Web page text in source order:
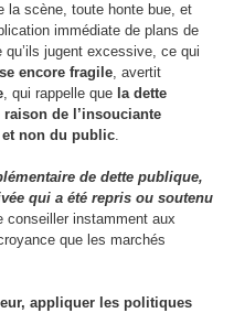
la scène, toute honte bue, et
immédiate de plans de
jugent excessive, ce qui
encore fragile, avertit
, qui rappelle que la dette
raison de l’insouciante
non du public.
de dette publique,
qui a été repris ou soutenu
instamment aux
que les marchés
appliquer les politiques